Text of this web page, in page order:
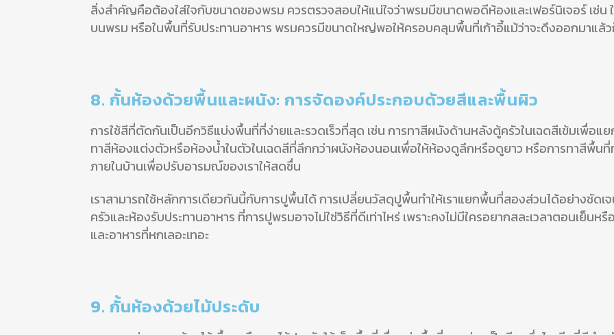
สิ่งสำคัญคือต้องใส่ใจกับขนาดของพรม ควรตรวจสอบให้แน่ใจว่าพรมมีขนาดพอดีห้องและเฟอร์นิเจอร์ เช่น
บนพรม หรือในพื้นที่รับประทานอาหาร พรมควรมีขนาดใหญ่พอให้ครอบคลุมพื้นที่เก้าอี้แม้ว่าจะดึงออกมาแล้
8. กั้นห้องด้วยพื้นและผนัง: การจัดองค์ประกอบด้วยสีและพื้นผิว
การใช้สีที่ตัดกันเป็นอีกวิธีแบ่งพื้นที่ที่ง่ายและรวดเร็วที่สุด เช่น การทาสีผนังด้านหลังตู้ครัวในเฉดสีเข้มเพื่อ
ทาสีห้องแต่งตัวหรือห้องน้ำในตัวในเฉดสีที่ลึกกว่าผนังห้องนอนเพื่อให้ห้องดูลึกหรือดูยาว หรือการทาสีพื้น
ภายในบ้านเพื่อปรับอารมณ์ของเราให้สดชื่น
เราสามารถใช้หลักการเดียวกันนี้กับการปูพื้นได้ การเปลี่ยนวัสดุปูพื้นทำให้เราแยกพื้นที่สองส่วนได้อย่างชัด
ครัวและห้องรับประทานอาหาร ที่การปูพรมอาจไม่ใช่วิธีที่ดีเท่าไหร่ เพราะคงไม่มีใครอยากสละเวลาตอนเย็น
และอาหารที่หกเลอะเทอะ
9. กั้นห้องด้วยไม้ประดับ